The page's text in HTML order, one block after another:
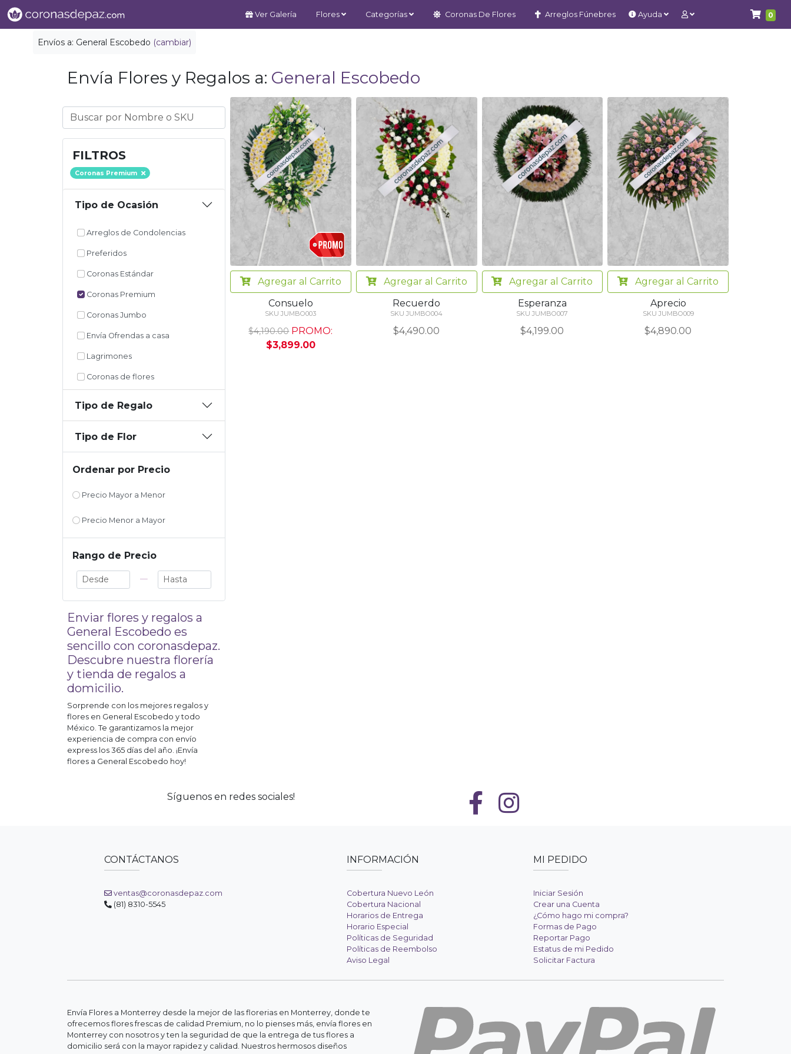
0
Envíos a: General Escobedo (cambiar)
Ver Galería Flores Categorías Coronas De Flores Arreglos Fúnebres Ayuda
Envía Flores y Regalos a: General Escobedo
FILTROS
Coronas Premium
Tipo de Ocasión
Arreglos de Condolencias
Preferidos
Coronas Estándar
Coronas Premium
Coronas Jumbo
Envía Ofrendas a casa
Lagrimones
Coronas de flores
Tipo de Regalo
Tipo de Flor
Ordenar por Precio
Precio Mayor a Menor
Precio Menor a Mayor
Rango de Precio
—
Enviar flores y regalos a
General Escobedo es
sencillo con coronasdepaz.
Descubre nuestra florería
y tienda de regalos a
domicilio.
Sorprende con los mejores regalos y
flores en General Escobedo y todo
México. Te garantizamos la mejor
experiencia de compra con envío
express los 365 días del año. ¡Envía
flores a General Escobedo hoy!
Agregar al Carrito
Consuelo
SKU JUMBO003
$4,190.00 PROMO:
$3,899.00
Agregar al Carrito
Recuerdo
SKU JUMBO004
$4,490.00
Agregaral Carrito
Esperanza
SKU JUMBO007
$4,199.00
Agregaral Carrito
Aprecio
SKU JUMBO009
$4,890.00
Síguenos en redes sociales!
CONTÁCTANOS
ventas@coronasdepaz.com
(81) 8310-5545
INFORMACIÓN
Cobertura Nuevo León
Cobertura Nacional
Horarios de Entrega
Horario Especial
Políticas de Seguridad
Políticas de Reembolso
Aviso Legal
MI PEDIDO
Iniciar Sesión
Crear una Cuenta
¿Cómo hago mi compra?
Formas de Pago
Reportar Pago
Estatus de mi Pedido
Solicitar Factura
Envía Flores a Monterrey desde la mejor de las florerias en Monterrey, donde te
ofrecemos flores frescas de calidad Premium, no lo pienses más, envía flores en
Monterrey con nosotros y ten la seguridad de que la entrega de tus flores a
domicilio será con la mayor rapidez y calidad. Nuestros hermosos diseños